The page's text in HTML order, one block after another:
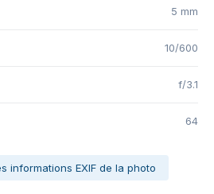
5 mm
10/600
f/3.1
64
informations EXIF de la photo